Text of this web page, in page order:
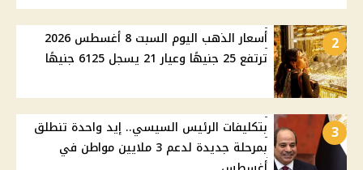
2
أسعار الذهب اليوم السبت 8 أغسطس 2026
ترتفع 25 جنيهًا وعيار 21 يسجل 6125 جنيهًا
3
بتكليفات الرئيس السيسي.. إيد واحدة تنطلق
بمرحلة جديدة لدعم 3 ملايين مواطن في